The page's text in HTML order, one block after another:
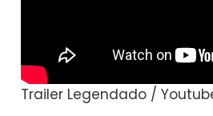
Trailer Legendado /